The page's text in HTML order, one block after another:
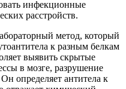
инфекционные
расстройств.
метод, который
к разным белкам
выявить скрытые
в мозге, разрушение
определяет антитела к